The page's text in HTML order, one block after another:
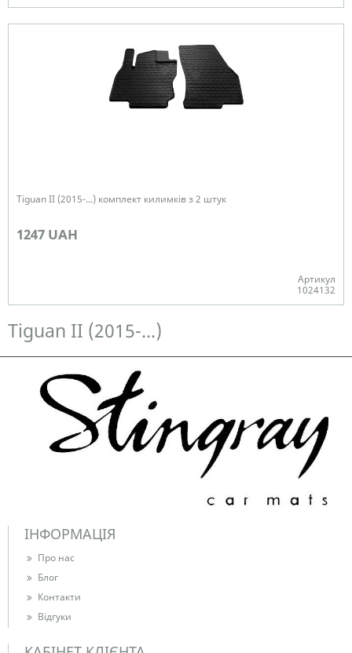
Tiguan II (2015-...) комплект килимків з 2 штук
1247 UAH
Артикул
1024132
Tiguan II (2015-...)
ІНФОРМАЦІЯ
Про нас
Блог
Контакти
Відгуки